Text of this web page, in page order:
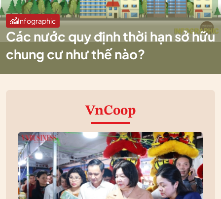
Infographic
Các nước quy định thời hạn sở hữu
chung cư như thế nào?
VnCoop